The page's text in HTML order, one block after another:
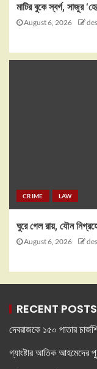
মাটির বুকে স্বর্গ, সাজুর
August 6, 2026
CRIME LAW
ঘুরে গেল রায়, যৌন
August 6, 2026
RECENT POSTS
দেবরাজকে ১৫০ পাতার
গ্যাংষ্টার আতিক আহমেদের